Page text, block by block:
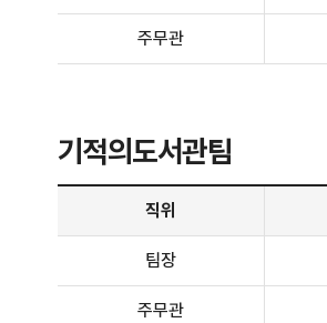
주무관
기적의도서관팀
기적의도서관팀 - 직위, 전화번호, 담당업무 정보제공
직위
팀장
주무관